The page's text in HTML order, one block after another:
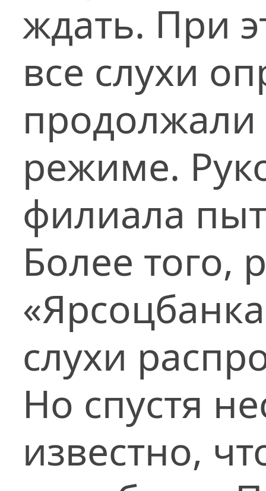
ждать. При
все слухи
режиме.
филиала
Более того,
слухи
Но спустя
известно,